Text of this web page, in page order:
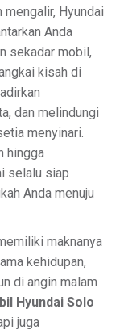
Hyundai
Anda
sekadar mobil,
kisah di
dan melindungi
menyinari.
hingga
selalu siap
Anda menuju
maknanya
kehidupan,
di angin malam
Hyundai Solo
juga